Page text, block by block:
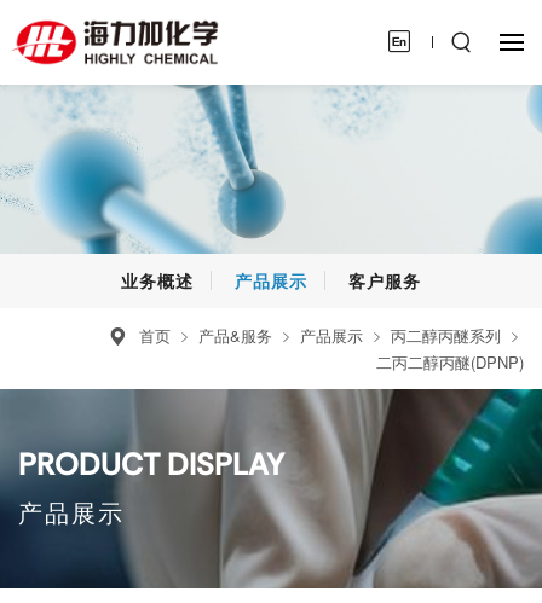
业务概述 产品展示 客户服务
首页 产品&服务 产品展示
丙二醇丙醚系列
二丙二醇丙醚(DPNP)
PRODUCT DISPLAY
产品展示